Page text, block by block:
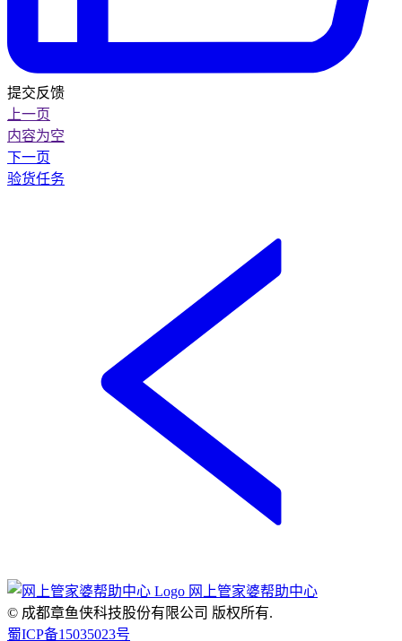
提交反馈
上一页
内容为空
下一页
验货任务
网上管家婆帮助中心
© 成都章鱼侠科技股份有限公司 版权所有.
蜀ICP备15035023号